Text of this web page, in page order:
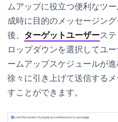
ムアップに役立つ便利なツ
成時に目的のメッセージン
後、 ターゲットユーザース
ロップダウンを選択してユ
ームアップスケジュールが
徐々に引き上げて送信する
すことができます。